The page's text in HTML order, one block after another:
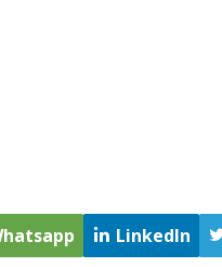
LinkedIn